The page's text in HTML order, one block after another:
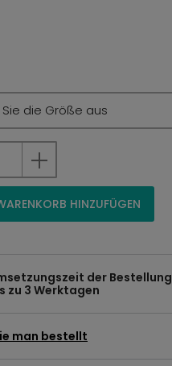
die Größe aus
HINZUFÜGEN
der Bestellung
zu 3 Werktagen
man bestellt